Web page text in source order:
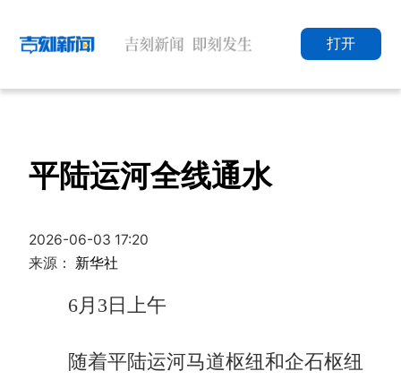
打开
平陆运河全线通水
2026-06-03 17:20
来源： 新华社
6月3日上午
随着平陆运河马道枢纽和企石枢纽